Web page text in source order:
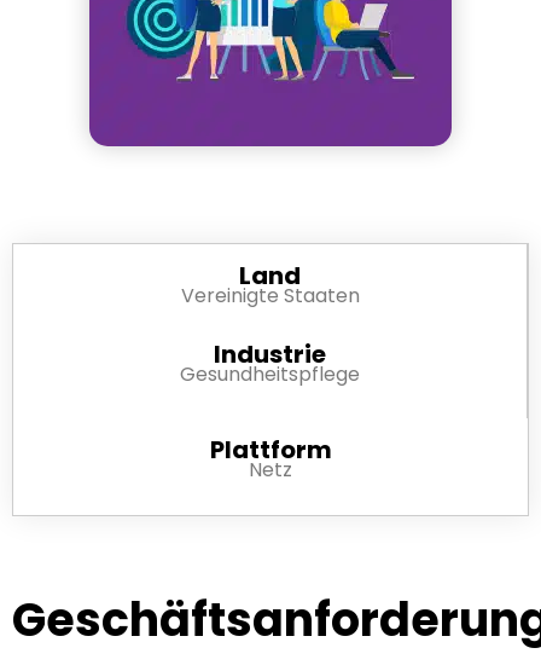
Land
Vereinigte Staaten
Industrie
Gesundheitspflege
Plattform
Netz